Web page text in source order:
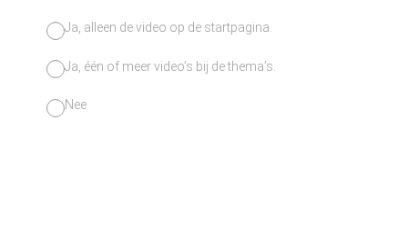
Ja, alleen de video op de startpagina.
Ja, één of meer video’s bij de thema’s.
Nee